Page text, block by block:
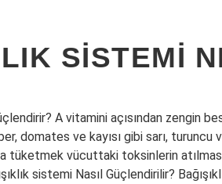
SISTEMI
A vitamini açısından zengin
domates ve kayısı gibi sarı,
vücuttaki toksinlerin
sistemi Nasıl Güçlendirilir?